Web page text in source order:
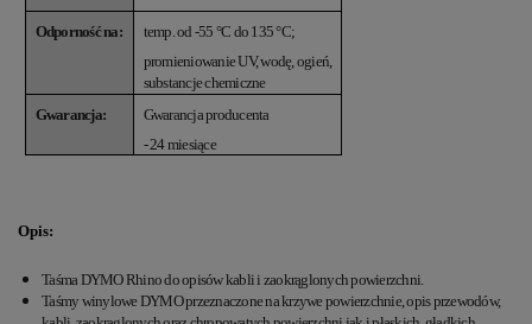
Odporność na: temp. od -55 °C do 135 °C;
promieniowanie UV, wodę, ogień,
substancje chemiczne
Gwarancja:
Gwarancja producenta
- 24 miesiące
Opis:
Taśma DYMO Rhino do opisów kabli i zaokrąglonych powierzchni.
Taśmy winylowe DYMO przeznaczone na krzywe powierzchnie, opis przewodów,